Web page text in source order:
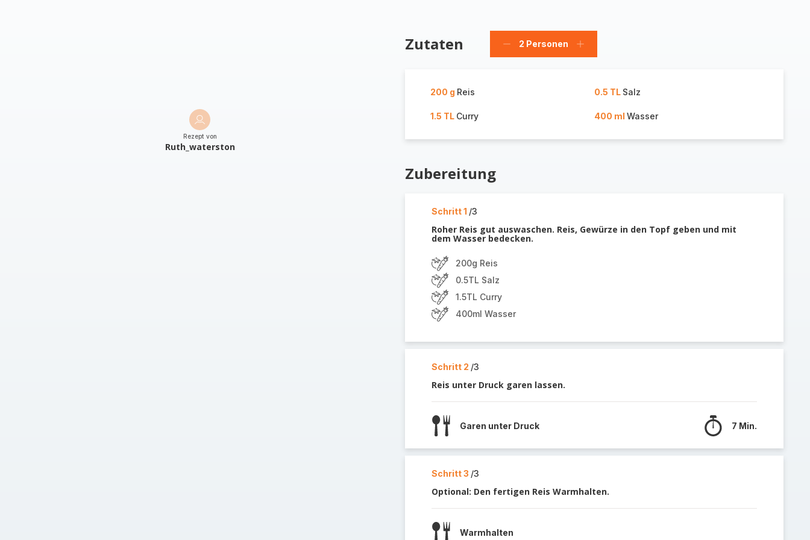
Rezept von
Ruth_waterston
Zutaten
Personen
2 Personen
Personen
200 g Reis 0.5 TL Salz
1.5 TL Curry 400 ml Wasser
Zubereitung
Schritt 1 /3
Roher Reis gut auswaschen. Reis, Gewürze in den Topf geben und mit
dem Wasser bedecken.
200g Reis
0.5TL Salz
1.5TL Curry
400ml Wasser
Schritt 2 /3
Reis unter Druck garen lassen.
Garen unter Druck 7 Min.
Schritt 3 /3
Optional: Den fertigen Reis Warmhalten.
Warmhalten